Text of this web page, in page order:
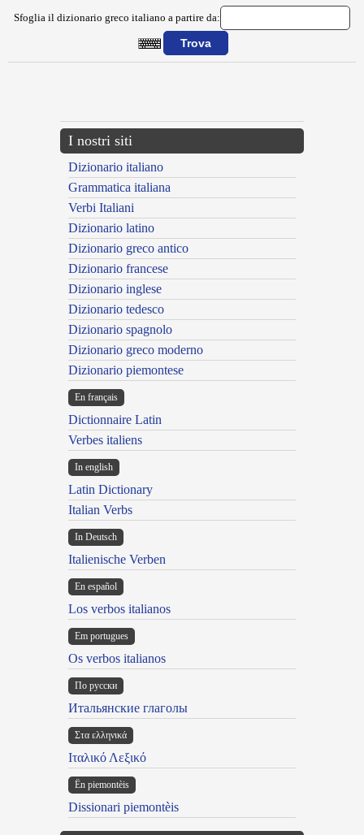
Sfoglia il dizionario greco italiano a partire da:
I nostri siti
Dizionario italiano
Grammatica italiana
Verbi Italiani
Dizionario latino
Dizionario greco antico
Dizionario francese
Dizionario inglese
Dizionario tedesco
Dizionario spagnolo
Dizionario greco moderno
Dizionario piemontese
En français
Dictionnaire Latin
Verbes italiens
In english
Latin Dictionary
Italian Verbs
In Deutsch
Italienische Verben
En español
Los verbos italianos
Em portugues
Os verbos italianos
По русски
Итальянские глаголы
Στα ελληνικά
Ιταλικό Λεξικό
Ën piemontèis
Dissionari piemontèis